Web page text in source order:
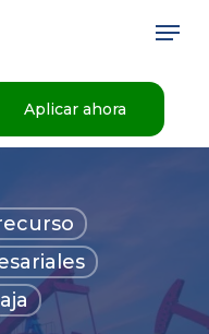
Aplicar ahora
Menu